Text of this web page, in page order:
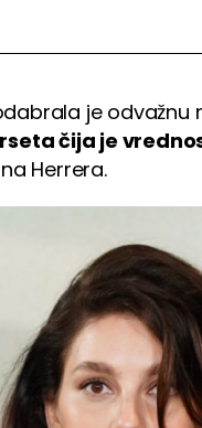
je odvažnu
čija je
Herrera.